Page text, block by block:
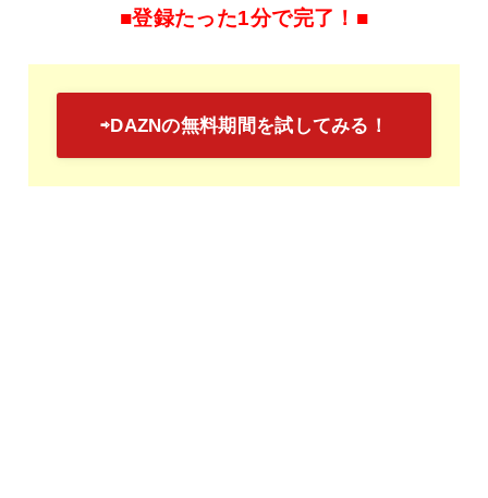
■登録たった1分で完了！■
⇨DAZNの無料期間を試してみる！